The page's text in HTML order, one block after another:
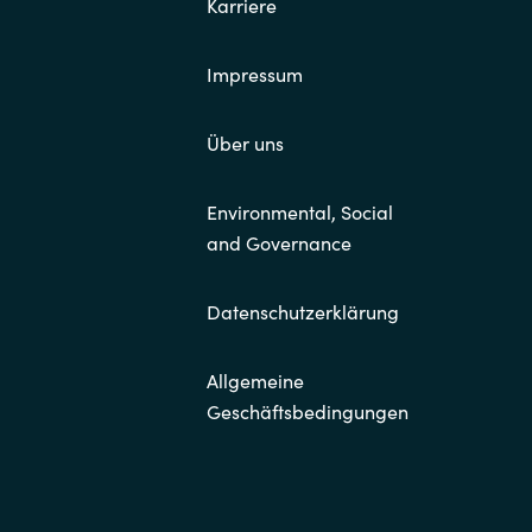
Impressum
Über uns
Environmental, Social
and Governance
Datenschutzerklärung
Allgemeine
Geschäftsbedingungen